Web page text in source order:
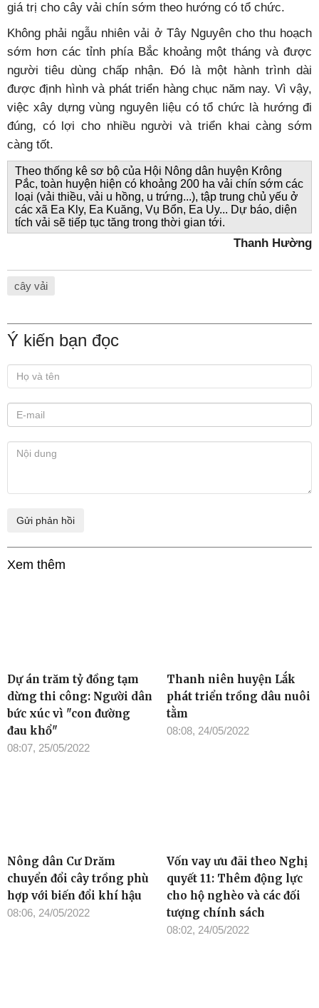
giá trị cho cây vải chín sớm theo hướng có tổ chức.
Không phải ngẫu nhiên vải ở Tây Nguyên cho thu hoạch
sớm hơn các tỉnh phía Bắc khoảng một tháng và được
người tiêu dùng chấp nhận. Đó là một hành trình dài
được định hình và phát triển hàng chục năm nay. Vì vậy,
việc xây dựng vùng nguyên liệu có tổ chức là hướng đi
đúng, có lợi cho nhiều người và triển khai càng sớm
càng tốt.
Theo thống kê sơ bộ của Hội Nông dân huyện Krông
Pắc, toàn huyện hiện có khoảng 200 ha vải chín sớm các
loại (vải thiều, vải u hồng, u trứng...), tập trung chủ yếu ở
các xã Ea Kly, Ea Kuăng, Vụ Bổn, Ea Uy... Dự báo, diện
tích vải sẽ tiếp tục tăng trong thời gian tới.
Thanh Hường
cây vải
Ý kiến bạn đọc
Xem thêm
Dự án trăm tỷ đồng tạm
dừng thi công: Người dân
bức xúc vì "con đường
đau khổ"
08:07, 25/05/2022
Thanh niên huyện Lắk
phát triển trồng dâu nuôi
tằm
08:08, 24/05/2022
Nông dân Cư Drăm
chuyển đổi cây trồng phù
hợp với biến đổi khí hậu
08:06, 24/05/2022
Vốn vay ưu đãi theo Nghị
quyết 11: Thêm động lực
cho hộ nghèo và các đối
tượng chính sách
08:02, 24/05/2022